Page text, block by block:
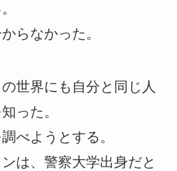
らなかった。
世界にも自分と同じ人
った。
べようとする。
は、警察大学出身だと